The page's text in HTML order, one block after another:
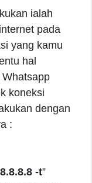
ialah
pada
yang kamu
hal
koneksi
dengan
:
-t”